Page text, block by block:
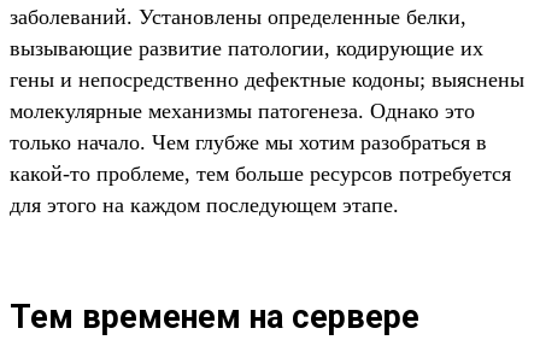
заболеваний. Установлены определенные белки,
вызывающие развитие патологии, кодирующие их
гены и непосредственно дефектные кодоны; выяснены
молекулярные механизмы патогенеза. Однако это
только начало. Чем глубже мы хотим разобраться в
какой-то проблеме, тем больше ресурсов потребуется
для этого на каждом последующем этапе.
Тем временем на сервере